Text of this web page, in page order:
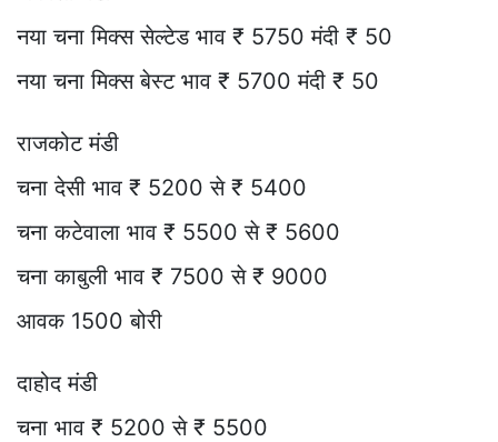
नया चना मिक्स सेल्टेड भाव ₹ 5750 मंदी ₹ 50
नया चना मिक्स बेस्ट भाव ₹ 5700 मंदी ₹ 50
राजकोट मंडी
चना देसी भाव ₹ 5200 से ₹ 5400
चना कटेवाला भाव ₹ 5500 से ₹ 5600
चना काबुली भाव ₹ 7500 से ₹ 9000
आवक 1500 बोरी
दाहोद मंडी
चना भाव ₹ 5200 से ₹ 5500